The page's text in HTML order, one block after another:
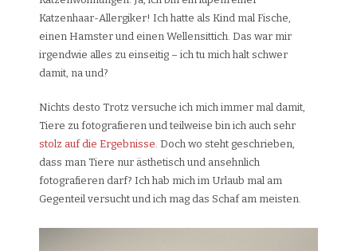
Katzenhaar-Allergiker! Ich hatte als Kind mal Fische,
einen Hamster und einen Wellensittich. Das war mir
irgendwie alles zu einseitig – ich tu mich halt schwer
damit, na und?
Nichts desto Trotz versuche ich mich immer mal damit,
Tiere zu fotografieren und teilweise bin ich auch sehr
stolz auf die Ergebnisse. Doch wo steht geschrieben,
dass man Tiere nur ästhetisch und ansehnlich
fotografieren darf? Ich hab mich im Urlaub mal am
Gegenteil versucht und ich mag das Schaf am meisten.